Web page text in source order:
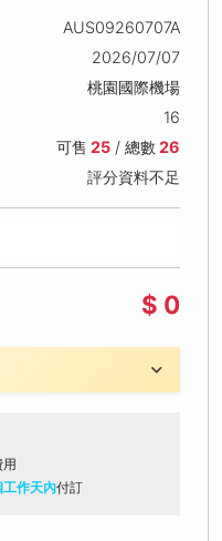
AUS09260707A
2026/07/07
桃園國際機場
16
可售 25/ 總數26
評分資料不足
$ 0
工作天內付訂